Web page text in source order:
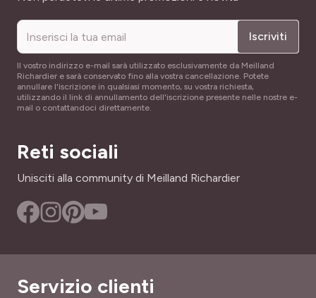
Iscriviti
Il vostro indirizzo e-mail sarà utilizzato esclusivamente da Meilland
Richardier e sarà conservato fino alla vostra cancellazione. Potete
annullare l'iscrizione in qualsiasi momento, su vostra richiesta,
utilizzando il link di annullamento dell'iscrizione presente nelle nostre e-
mail o contattandoci direttamente.
Reti sociali
Unisciti alla community di Meilland Richardier
Servizio clienti